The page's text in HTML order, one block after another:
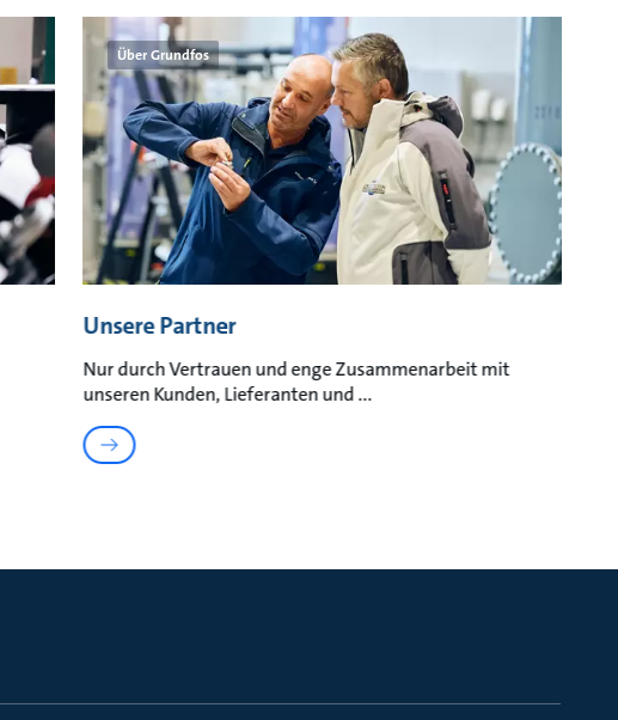
Über Grundfos
Unsere Partner
Nur durch Vertrauen und enge Zusammenarbeit mit
unseren Kunden, Lieferanten und